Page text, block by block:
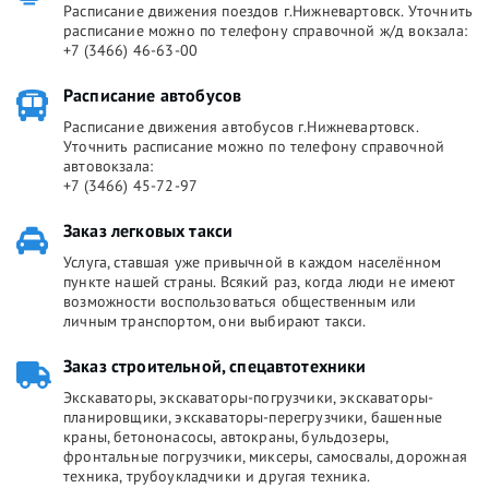
Расписание движения поездов г.Нижневартовск. Уточнить
расписание можно по телефону справочной ж/д вокзала:
+7 (3466) 46-63-00
Расписание автобусов
Расписание движения автобусов г.Нижневартовск.
Уточнить расписание можно по телефону справочной
автовокзала:
+7 (3466) 45-72-97
Заказ легковых такси
Услуга, ставшая уже привычной в каждом населённом
пункте нашей страны. Всякий раз, когда люди не имеют
возможности воспользоваться общественным или
личным транспортом, они выбирают такси.
Заказ строительной, спецавтотехники
Экскаваторы, экскаваторы-погрузчики, экскаваторы-
планировщики, экскаваторы-перегрузчики, башенные
краны, бетононасосы, автокраны, бульдозеры,
фронтальные погрузчики, миксеры, самосвалы, дорожная
техника, трубоукладчики и другая техника.